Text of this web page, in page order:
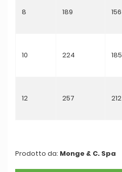
8 189 156
10 224 185
12 257 212
Prodotto da: Monge & C. Spa